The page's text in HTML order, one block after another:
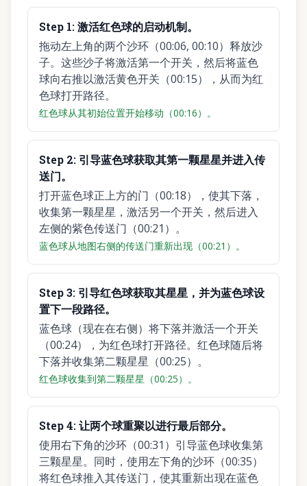
Step 1:激活红色球的启动机制。
拖动左上角的两个沙环（00:06, 00:10）释放沙
子。这些沙子将激活第一个开关，然后将蓝色
球向右推以激活黄色开关（00:15），从而为红
色球打开路径。
红色球从其初始位置开始移动（00:16）。
Step 2: 引导蓝色球获取其第一颗星星并进入传
送门。
打开蓝色球正上方的门（00:18），使其下落，
收集第一颗星星，激活另一个开关，然后进入
左侧的紫色传送门（00:21）。
蓝色球从地图右侧的传送门重新出现（00:21）。
Step3: 引导红色球获取其星星，并为蓝色球设
置下一段路径。
蓝色球（现在在右侧）将下落并激活一个开关
（00:24），为红色球打开路径。红色球随后将
下落并收集第二颗星星（00:25）。
红色球收集到第二颗星星（00:25）。
Step4:让两个球重聚以进行最后部分。
使用右下角的沙环（00:31）引导蓝色球收集第
三颗星星。同时，使用左下角的沙环（00:35）
将红色球推入其传送门，使其重新出现在蓝色